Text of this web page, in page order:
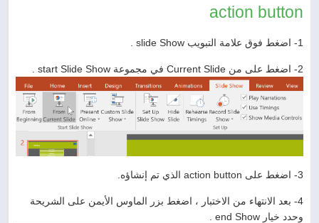
action button
1- اضغط فوق علامة التبويب slide Show .
2- اضغط على من Current Slide في مجموعة start Slide Show .
3- اضغط على action button الذي تم إنشاؤه.
4- بعد الانتهاء من الاختبار ، اضغط بزر الماوس الأيمن على الشريحة
وحدد خيار end Show .